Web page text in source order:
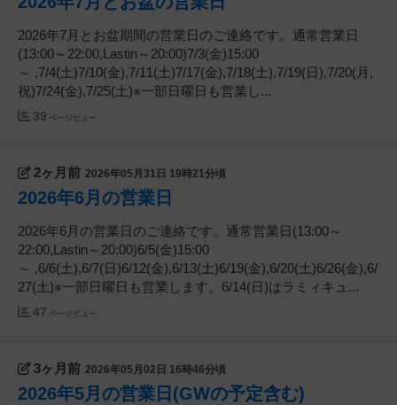
2026年7月とお盆期間の営業日のご連絡です。通常営業日
(13:00～22:00,Lastin～20:00)7/3(金)15:00
～ ,7/4(土)7/10(金),7/11(土)7/17(金),7/18(土),7/19(日),7/20(月,
祝)7/24(金),7/25(土)※一部日曜日も営業し...
39 ページビュー
2ヶ月前 2026年05月31日 19時21分頃
2026年6月の営業日
2026年6月の営業日のご連絡です。通常営業日(13:00～
22:00,Lastin～20:00)6/5(金)15:00
～ ,6/6(土),6/7(日)6/12(金),6/13(土)6/19(金),6/20(土)6/26(金),6/
27(土)※一部日曜日も営業します。6/14(日)はラミィキュ...
47 ページビュー
3ヶ月前 2026年05月02日 16時46分頃
2026年5月の営業日(GWの予定含む)